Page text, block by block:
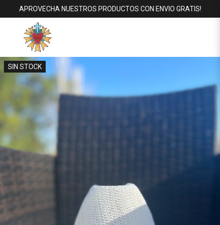
APROVECHA NUESTROS PRODUCTOS CON ENVIO GRATIS!
SIN STOCK